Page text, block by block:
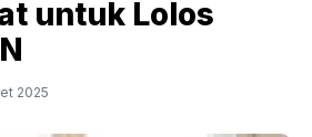
untuk Lolos
2025